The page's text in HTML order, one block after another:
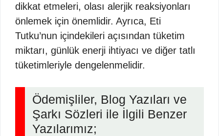
dikkat etmeleri, olası alerjik reaksiyonları
önlemek için önemlidir. Ayrıca, Eti
Tutku’nun içindekileri açısından tüketim
miktarı, günlük enerji ihtiyacı ve diğer tatlı
tüketimleriyle dengelenmelidir.
Ödemişliler, Blog Yazıları ve
Şarkı Sözleri ile İlgili Benzer
Yazılarımız;